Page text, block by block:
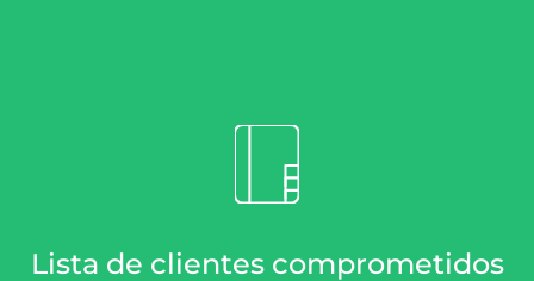
Lista de clientes comprometidos